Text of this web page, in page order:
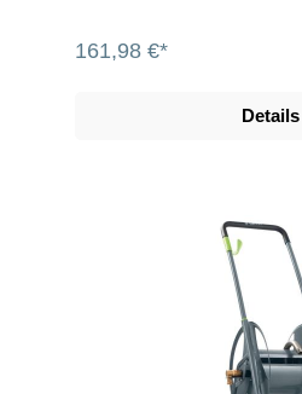
161,98 €*
Details